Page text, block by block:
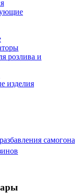
розлива и
изделия
самогона